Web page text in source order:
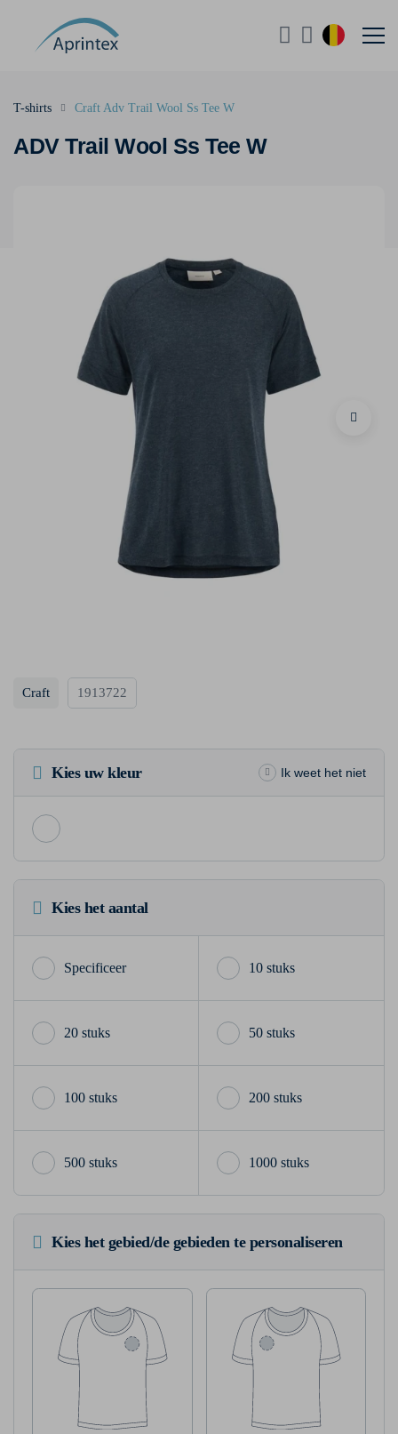
ADV Trail Wool Ss Tee W
T-shirts Craft Adv Trail Wool Ss Tee W
Craft 1913722
Kies uw kleur Ik weet het niet
Kies het aantal
10 stuks
20 stuks 50 stuks
100 stuks 200 stuks
500 stuks 1000 stuks
Kies het gebied/de gebieden te personaliseren